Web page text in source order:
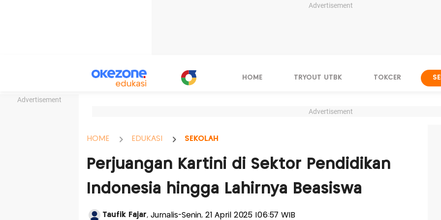
Advertisement
Advertisement
HOME TRYOUT UTBK TOKCER
Advertisement
HOME EDUKASI SEKOLAH
Perjuangan Kartini di Sektor Pendidikan
Indonesia hingga Lahirnya Beasiswa
Taufik Fajar, Jurnalis-Senin, 21 April 2025 |06:57 WIB